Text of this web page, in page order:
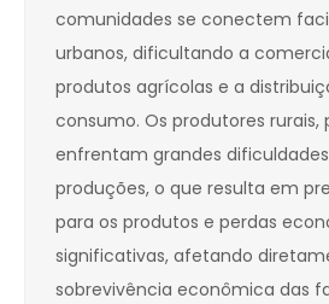
comunidades se conectem
urbanos, dificultando a
produtos agrícolas e a
consumo. Os produtores rurais,
enfrentam grandes
produções, o que resulta em
para os produtos e perdas
significativas, afetando
sobrevivência econômica das